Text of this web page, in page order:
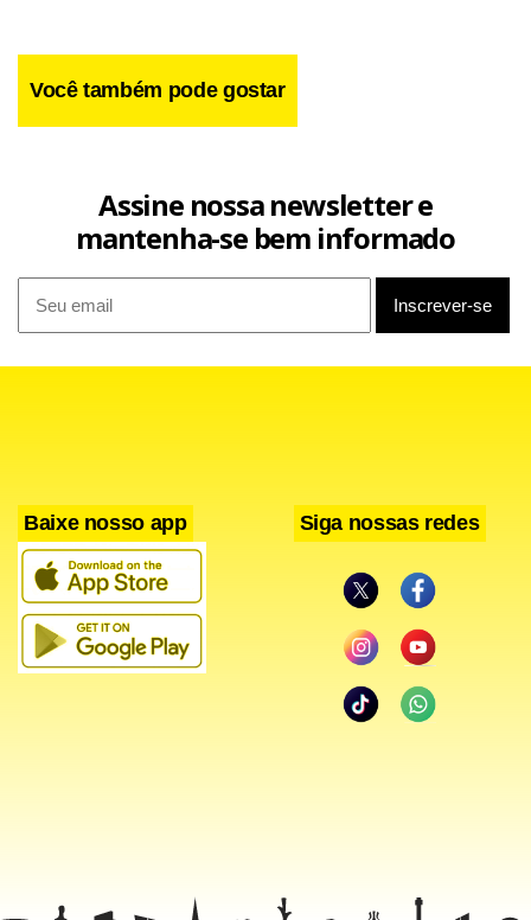
Você também pode gostar
Assine nossa newsletter e
mantenha-se bem informado
Baixe nosso app Siga nossas redes